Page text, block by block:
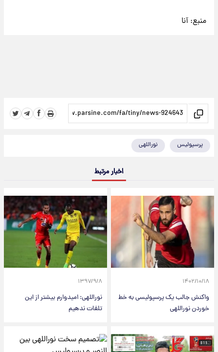
منبع: آنا
پرسپولیس نوراللهی
اخبار مرتبط
۱۴۰۲/۱۰/۱۸
واکنش جالب یک پرسپولیسی به خط
خوردن نوراللهی
۱۳۹۷/۹/۸
نوراللهی: امیدوارم بیشتر از این
تلفات ندهیم